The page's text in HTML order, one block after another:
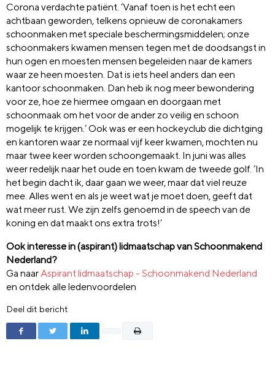
Corona verdachte patiënt. ‘Vanaf toen is het echt een
achtbaan geworden, telkens opnieuw de coronakamers
schoonmaken met speciale beschermingsmiddelen; onze
schoonmakers kwamen mensen tegen met de doodsangst in
hun ogen en moesten mensen begeleiden naar de kamers
waar ze heen moesten. Dat is iets heel anders dan een
kantoor schoonmaken. Dan heb ik nog meer bewondering
voor ze, hoe ze hiermee omgaan en doorgaan met
schoonmaak om het voor de ander zo veilig en schoon
mogelijk te krijgen.’ Ook was er een hockeyclub die dichtging
en kantoren waar ze normaal vijf keer kwamen, mochten nu
maar twee keer worden schoongemaakt. In juni was alles
weer redelijk naar het oude en toen kwam de tweede golf. ‘In
het begin dacht ik, daar gaan we weer, maar dat viel reuze
mee. Alles went en als je weet wat je moet doen, geeft dat
wat meer rust. We zijn zelfs genoemd in de speech van de
koning en dat maakt ons extra trots!’
Ook interesse in (aspirant) lidmaatschap van Schoonmakend
Nederland?
Ga naarAspirant lidmaatschap - Schoonmakend Nederland
en ontdek alle ledenvoordelen
Deel dit bericht